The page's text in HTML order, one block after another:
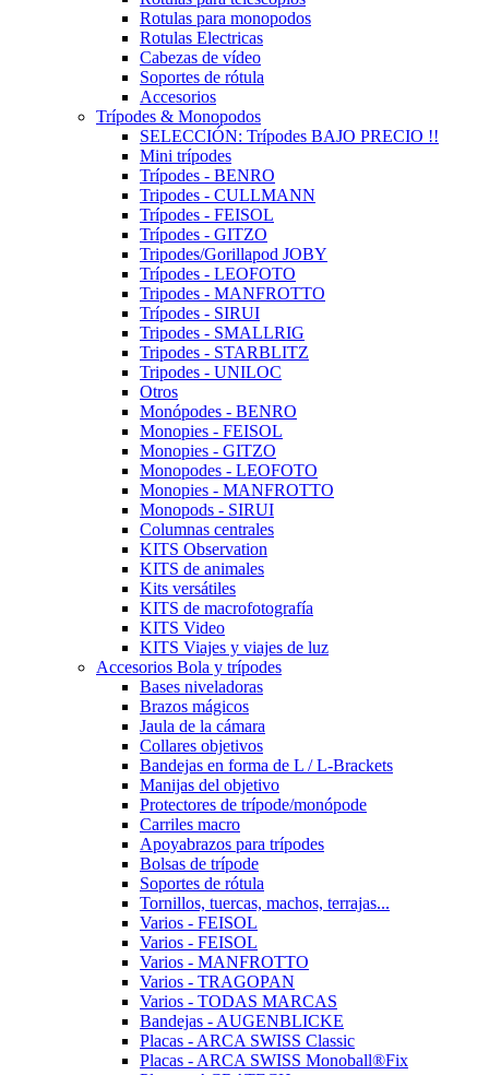
Rotulas para monopodos
Rotulas Electricas
Cabezas de vídeo
Soportes de rótula
Accesorios
Trípodes & Monopodos
SELECCIÓN: Trípodes BAJO PRECIO !!
Mini trípodes
Trípodes - BENRO
Tripodes - CULLMANN
Trípodes - FEISOL
Trípodes - GITZO
Tripodes/Gorillapod JOBY
Trípodes - LEOFOTO
Tripodes - MANFROTTO
Trípodes - SIRUI
Tripodes - SMALLRIG
Tripodes - STARBLITZ
Tripodes - UNILOC
Otros
Monópodes - BENRO
Monopies - FEISOL
Monopies - GITZO
Monopodes - LEOFOTO
Monopies - MANFROTTO
Monopods - SIRUI
Columnas centrales
KITS Observation
KITS de animales
Kits versátiles
KITS de macrofotografía
KITS Video
KITS Viajes y viajes de luz
Accesorios Bola y trípodes
Bases niveladoras
Brazos mágicos
Jaula de la cámara
Collares objetivos
Bandejas en forma de L / L-Brackets
Manijas del objetivo
Protectores de trípode/monópode
Carriles macro
Apoyabrazos para trípodes
Bolsas de trípode
Soportes de rótula
Tornillos, tuercas, machos, terrajas...
Varios - FEISOL
Varios - FEISOL
Varios - MANFROTTO
Varios - TRAGOPAN
Varios - TODAS MARCAS
Bandejas - AUGENBLICKE
Placas - ARCA SWISS Classic
Placas - ARCA SWISS Monoball®Fix